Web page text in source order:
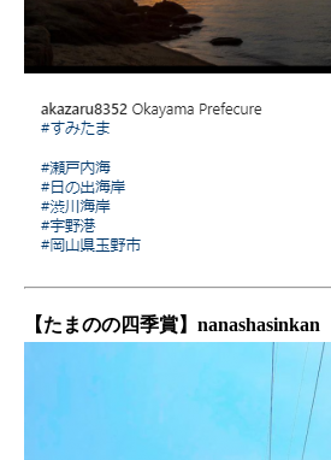
【たまのの四季賞】nanashasinkan